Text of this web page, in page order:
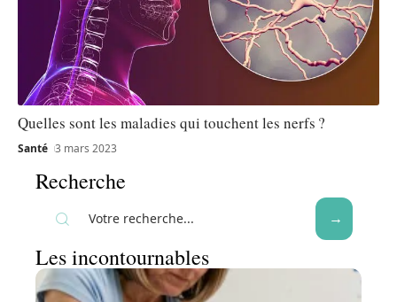
Quelles sont les maladies qui touchent les nerfs ?
Santé 3 mars 2023
Recherche
Les incontournables